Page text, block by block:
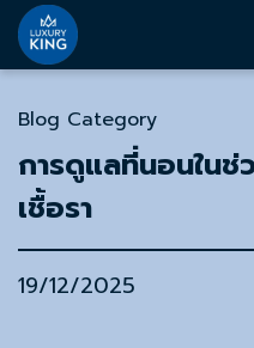
Blog Category
การดูแลที่นอนใน
เชื้อรา
19/12/2025